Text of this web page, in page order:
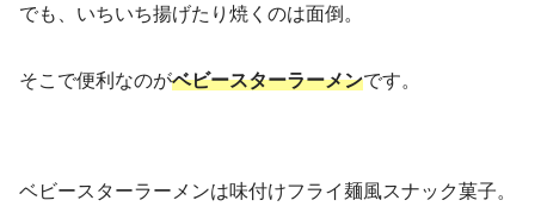
でも、いちいち揚げたり焼くのは面倒。
そこで便利なのがベビースターラーメンです。
ベビースターラーメンは味付けフライ麺風スナック菓子。